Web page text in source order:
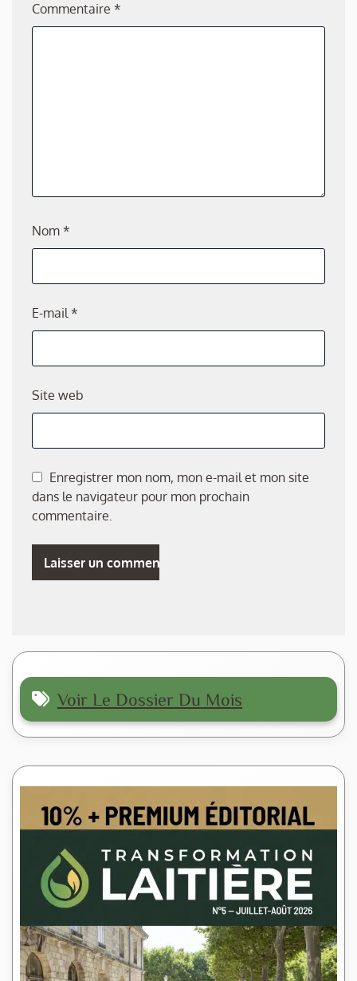
Commentaire *
Nom *
E-mail*
Site web
Enregistrer mon nom, mon e-mail et mon site
dans le navigateur pour mon prochain
commentaire.
Voir Le Dossier Du Mois